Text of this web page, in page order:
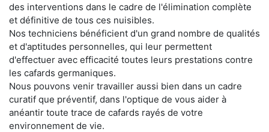
des interventions dans le cadre de l'élimination complète
et définitive de tous ces nuisibles.
Nos techniciens bénéficient d'un grand nombre de qualités
et d'aptitudes personnelles, qui leur permettent
d'effectuer avec efficacité toutes leurs prestations contre
les cafards germaniques.
Nous pouvons venir travailler aussi bien dans un cadre
curatif que préventif, dans l'optique de vous aider à
anéantir toute trace de cafards rayés de votre
environnement de vie.